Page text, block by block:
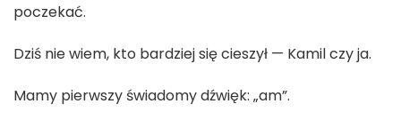
poczekać.
Dziś nie wiem, kto bardziej się cieszył — Kamil czy ja.
Mamy pierwszy świadomy dźwięk: „am”.